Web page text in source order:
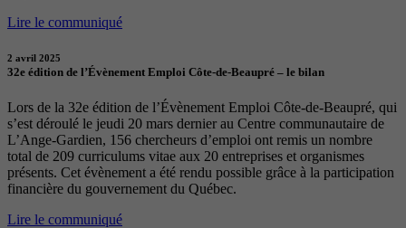
Lire le communiqué
2 avril 2025
32e édition de l’Évènement Emploi Côte-de-Beaupré – le bilan
Lors de la 32e édition de l’Évènement Emploi Côte-de-Beaupré, qui
s’est déroulé le jeudi 20 mars dernier au Centre communautaire de
L’Ange-Gardien, 156 chercheurs d’emploi ont remis un nombre
total de 209 curriculums vitae aux 20 entreprises et organismes
présents. Cet évènement a été rendu possible grâce à la participation
financière du gouvernement du Québec.
Lire le communiqué